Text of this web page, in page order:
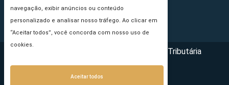
navegação, exibir anúncios ou conteúdo
personalizado e analisar nosso tráfego. Ao clicar em
“Aceitar todos”, você concorda com nosso uso de
cookies.
Aceitar todos
Princípios Editoriais
Copyright © 2026 - Portal da Reforma Tributária